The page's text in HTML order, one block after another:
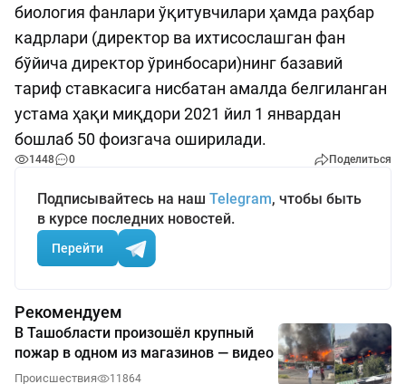
биология фанлари ўқитувчилари ҳамда раҳбар
кадрлари (директор ва ихтисослашган фан
бўйича директор ўринбосари)нинг базавий
тариф ставкасига нисбатан амалда белгиланган
устама ҳақи миқдори 2021 йил 1 январдан
бошлаб 50 фоизгача оширилади.
1448 0 Поделиться
Подписывайтесь на наш Telegram, чтобы быть
в курсе последних новостей.
Перейти
Рекомендуем
В Ташобласти произошёл крупный
пожар в одном из магазинов — видео
Происшествия 11864